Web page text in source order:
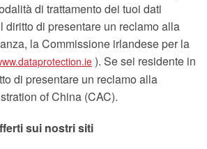
di trattamento dei tuoi dati
diritto di presentare un reclamo alla
la Commissione irlandese per la
). Se sei residente in
di presentare un reclamo alla
of China (CAC).
sui nostri siti